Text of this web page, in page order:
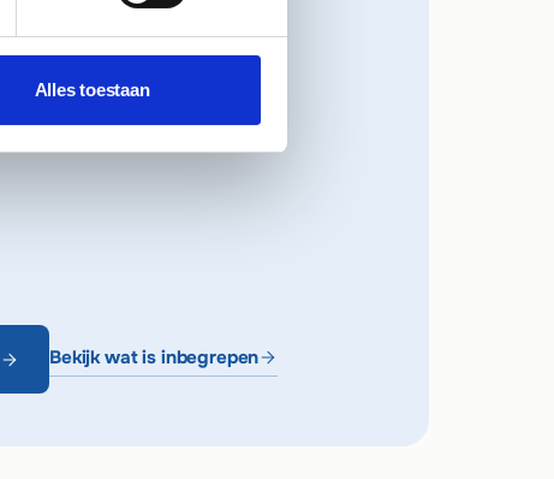
Alles toestaan
Bekijk wat is inbegrepen